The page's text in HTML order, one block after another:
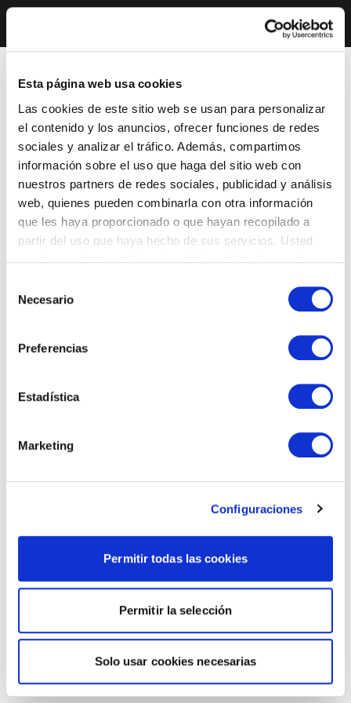
Esta página web usa cookies
Las cookies de este sitio web se usan para personalizar
el contenido y los anuncios, ofrecer funciones de redes
sociales y analizar el tráfico. Además, compartimos
información sobre el uso que haga del sitio web con
nuestros partners de redes sociales, publicidad y análisis
web, quienes pueden combinarla con otra información
que les haya proporcionado o que hayan recopilado a
partir del uso que haya hecho de sus servicios. Usted
Necesario
Preferencias
Estadística
Marketing
Configuraciones
Permitir todas las cookies
Permitir la selección
Solo usar cookies necesarias